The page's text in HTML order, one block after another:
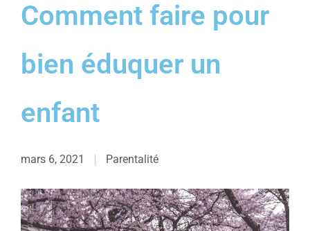
Comment faire pour
bien éduquer un
enfant
mars 6, 2021 Parentalité